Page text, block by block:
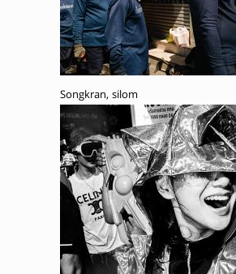
Songkran, silom